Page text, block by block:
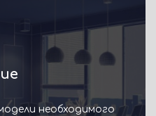
необходимого